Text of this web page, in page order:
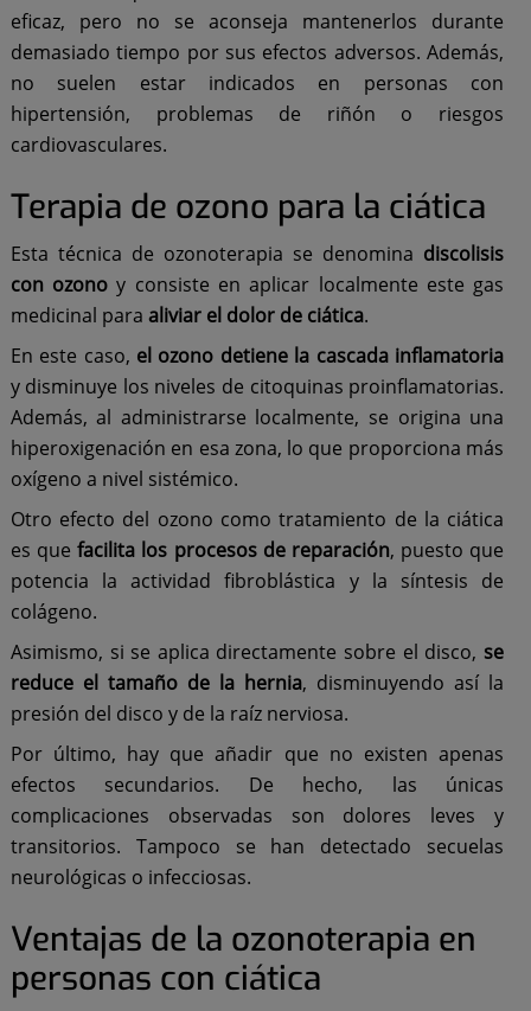
eficaz, pero no se aconseja mantenerlos durante
demasiado tiempo por sus efectos adversos. Además,
no suelen estar indicados en personas con
hipertensión, problemas de riñón o riesgos
cardiovasculares.
Terapia de ozono para la ciática
Esta técnica de ozonoterapia se denomina discolisis
con ozono y consiste en aplicar localmente este gas
medicinal para aliviar el dolor de ciática.
En este caso, el ozono detiene la cascada inflamatoria
y disminuye los niveles de citoquinas proinflamatorias.
Además, al administrarse localmente, se origina una
hiperoxigenación en esa zona, lo que proporciona más
oxígeno a nivel sistémico.
Otro efecto del ozono como tratamiento de la ciática
es quefacilita los procesos de reparación, puesto que
potencia la actividad fibroblástica y la síntesis de
colágeno.
Asimismo, si se aplica directamente sobre el disco, se
reduce el tamaño de la hernia, disminuyendo así la
presión del disco y de la raíz nerviosa.
Por último, hay que añadir que no existen apenas
efectos secundarios. De hecho, las únicas
complicaciones observadas son dolores leves y
transitorios. Tampoco se han detectado secuelas
neurológicas o infecciosas.
Ventajas de la ozonoterapia en
personas con ciática